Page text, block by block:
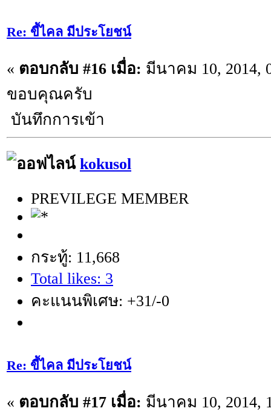
Re: ขี้ไคล มีประโยชน์
« ตอบกลับ #16 เมื่อ: มีนาคม 10, 2014,
ขอบคุณครับ
บันทึกการเข้า
kokusol
PREVILEGE MEMBER
กระทู้: 11,668
Total likes: 3
คะแนนพิเศษ: +31/-0
Re: ขี้ไคล มีประโยชน์
« ตอบกลับ #17 เมื่อ: มีนาคม 10, 2014,